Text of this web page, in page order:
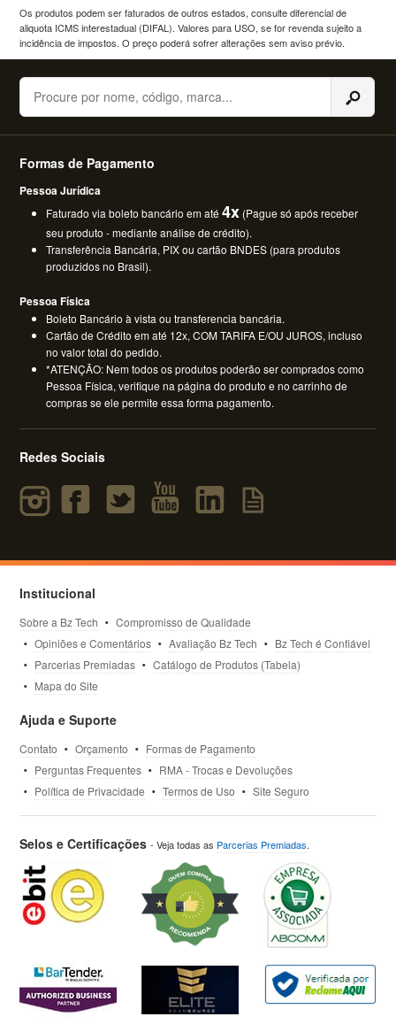
Os produtos podem ser faturados de outros estados, consulte diferencial de
aliquota ICMS interestadual (DIFAL). Valores para USO, se for revenda sujeito a
incidência de impostos. O preço poderá sofrer alterações sem aviso prévio.
Buscar
Formas de Pagamento
Pessoa Jurídica
Faturado via boleto bancário em até4x (Pague só após receber
seu produto - mediante análise de crédito).
Transferência Bancária, PIX ou cartão BNDES (para produtos
produzidos no Brasil).
Pessoa Física
Boleto Bancário à vista ou transferencia bancária.
Cartão de Crédito em até 12x, COM TARIFA E/OU JUROS, incluso
no valor total do pedido.
*ATENÇÃO: Nem todos os produtos poderão ser comprados como
Pessoa Física, verifique na página do produto e no carrinho de
compras se ele permite essa forma pagamento.
Redes Sociais
Institucional
Sobre a Bz Tech
Compromisso de Qualidade
Opiniões e Comentários
Avaliação Bz Tech
Bz Tech é Confiável
Parcerias Premiadas
Catálogo de Produtos (Tabela)
Mapa do Site
Ajuda e Suporte
Contato Orçamento
Formas de Pagamento
Perguntas Frequentes
RMA - Trocas e Devoluções
Política de Privacidade
Termos de Uso Site Seguro
Selos e Certificações- Veja todas as Parcerias Premiadas.